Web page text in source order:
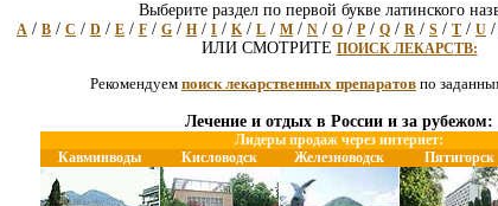
Выберите раздел по первой букве латинского
A / B / C / D / E / F / G / H / I / K/ L / M / N / O / P / Q / R / S / T / U /
ИЛИ СМОТРИТЕ ПОИСК ЛЕКАРСТВ:
Рекомендуем поиск лекарственных препаратов по
Лечение и отдых в России и за рубежом:
Лидеры продаж через интернет:
Кавминводы
Кисловодск Железноводск Пятигорск